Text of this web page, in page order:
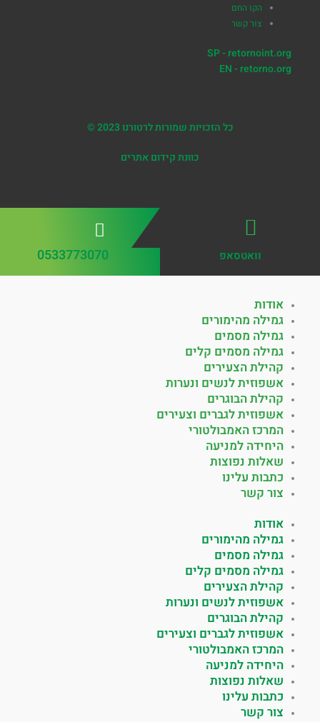
הקו החם
צור קשר
SP - retornoint.org
EN - retorno.org
כל הזכויות שמורות לרטורנו 2023 ©
כוונת קידום אתרים
וואטסאפ 0533773070
אודות
גמילה מהימורים
גמילה מסמים
גמילה מסמים קלים
קהילת הצעירים
אשפוזית לנשים ונערות
קהילת הבוגרים
אשפוזית לגברים וצעירים
המרכז האמבולטורי
היחידה למניעה
שאלות נפוצות
כתבות עלינו
צור קשר
אודות
גמילה מהימורים
גמילה מסמים
גמילה מסמים קלים
קהילת הצעירים
אשפוזית לנשים ונערות
קהילת הבוגרים
אשפוזית לגברים וצעירים
המרכז האמבולטורי
היחידה למניעה
שאלות נפוצות
כתבות עלינו
צור קשר